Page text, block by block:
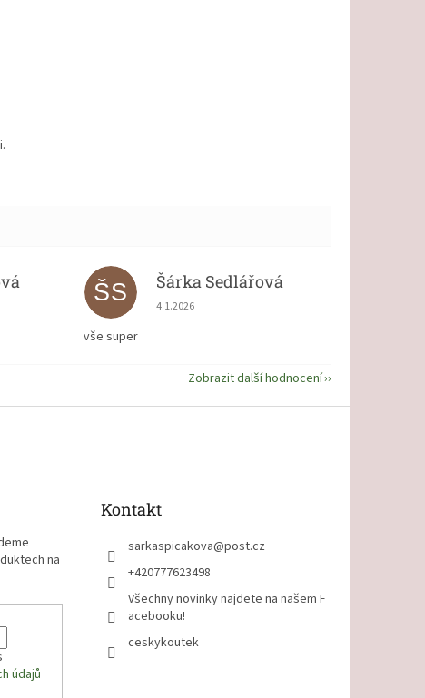
je 5 z 5 hvězdiček.ŠS Šárka Sedlářová
Hodnocení obchodu je 5 z 5 hvězdiček.
4.1.2026
vše super
Zobrazit další hodnocení
na
údajů
Kontakt
sarkaspicakova@post.cz
+420777623498
Všechny novinky najdete na našem F
acebooku!
ceskykoutek